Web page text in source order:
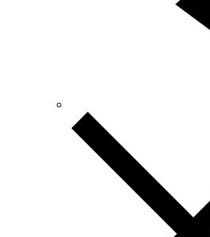
Vargo (Україна)
Vector VS
Vimar (Італія)
Volter (Україна)
Volterm (Україна)
Wago (Німеччина)